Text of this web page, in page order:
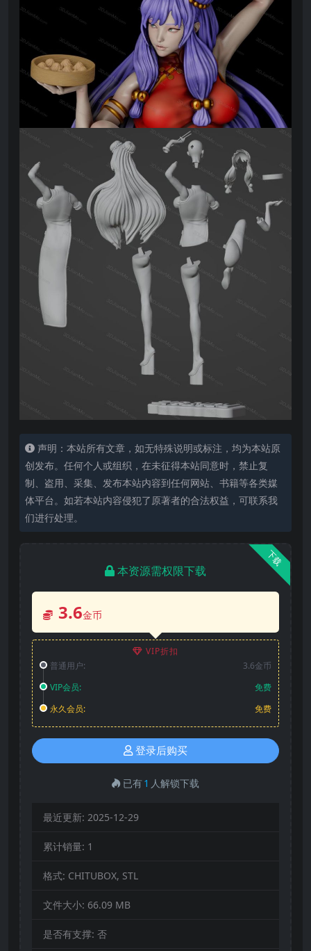
声明：本站所有文章，如无特殊说明或标注，均为本站原
创发布。任何个人或组织，在未征得本站同意时，禁止复
制、盗用、采集、发布本站内容到任何网站、书籍等各类媒
体平台。如若本站内容侵犯了原著者的合法权益，可联系我
们进行处理。
下载
本资源需权限下载
3.6金币
VIP折扣
普通用户:
3.6金币
VIP会员:
免费
永久会员:
免费
登录后购买
已有1 人解锁下载
最近更新: 2025-12-29
累计销量: 1
格式: CHITUBOX, STL
文件大小: 66.09 MB
是否有支撑: 否